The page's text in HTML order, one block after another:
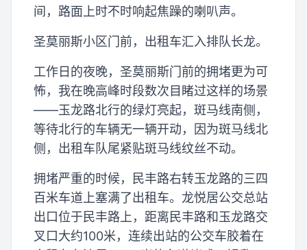
间，路面上时不时响起焦躁的喇叭声。
圣莫丽斯小区门前，出租车汇入排队长龙。
工作日的夜晚，圣莫丽斯门前的拥堵更为可
怖，我在晚高峰时段数次目睹过这样的场景
——玉龙路北行的绿灯亮起，斑马线南侧，
等待北行的车辆无一辆开动，因为斑马线北
侧，出租车队尾紧贴斑马线纹丝不动。
拥堵严重的时候，民丰路右转玉龙路的三四
百米车道上塞满了出租车。龙悦居公交总站
出口位于民丰路上，距离民丰路和玉龙路交
叉口大约100米，连续出站的公交车胶着在